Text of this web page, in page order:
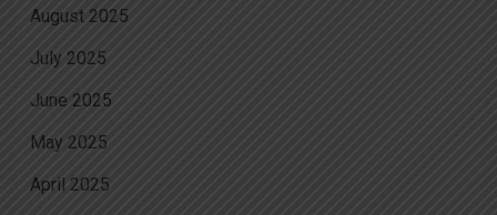
August 2025
July 2025
June 2025
May 2025
April 2025